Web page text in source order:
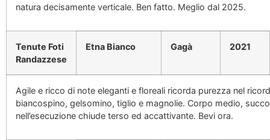
natura decisamente verticale. Ben fatto. Meglio dal 2025.
Tenute Foti
Randazzese
Etna Bianco Gagà 2021
Agile e ricco di note eleganti e floreali ricorda purezza nel
biancospino, gelsomino, tiglio e magnolie. Corpo medio,
nell’esecuzione chiude terso ed accattivante. Bevi ora.